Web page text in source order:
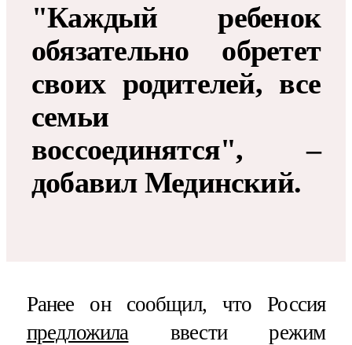
"Каждый ребенок
обязательно обретет
своих родителей, все
семьи
воссоединятся", –
добавил Мединский.
Ранее он сообщил, что Россия
предложила ввести режим